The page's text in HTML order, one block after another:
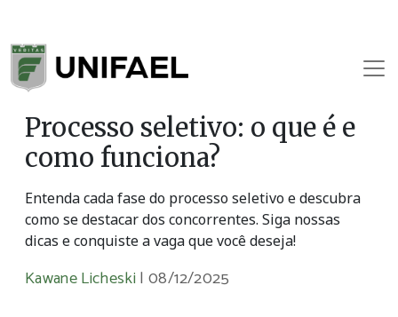
Processo seletivo: o que é e
como funciona?
Entenda cada fase do processo seletivo e descubra
como se destacar dos concorrentes. Siga nossas
dicas e conquiste a vaga que você deseja!
Kawane Licheski |08/12/2025